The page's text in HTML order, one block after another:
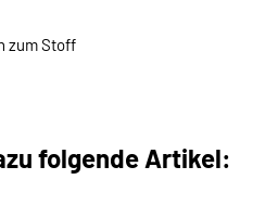
zum Stoff
folgende Artikel: